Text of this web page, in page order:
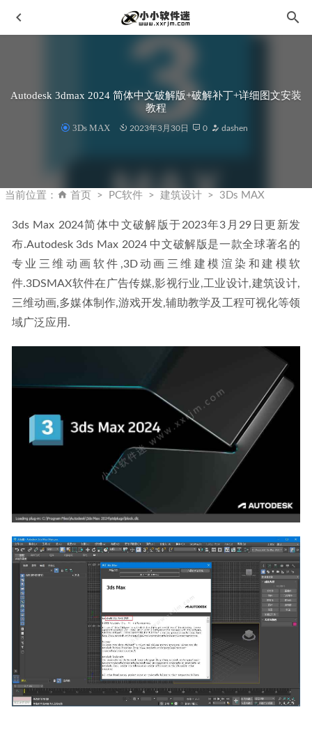
Autodesk 3dmax 2024 简体中文破解版+破解补丁+详细图文安装
教程
3Ds MAX 2023年3月30日 0 dashen
当前位置： 首页 PC软件 建筑设计 3Ds MAX
3ds Max 2024简体中文破解版于2023年3月29日更新发
布.Autodesk 3ds Max 2024 中文破解版是一款全球著名的
专业三维动画软件,3D动画三维建模渲染和建模软
件.3DSMAX软件在广告传媒,影视行业,工业设计,建筑设计,
三维动画,多媒体制作,游戏开发,辅助教学及工程可视化等领
域广泛应用.
微PE v2.0维护盘增强版万能启动盘20200415 2020-04-15
Internet Download Manager 6.41.22中文破解版
2023-10-21
MindManager 2023 v23.0.154 中文破解版-思维导图软件
2023-05-26